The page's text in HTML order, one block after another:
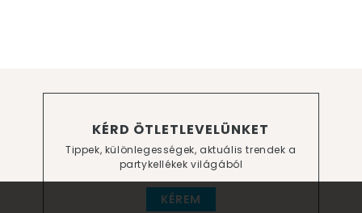
KÉRD ÖTLETLEVELÜNKET
Tippek, különlegességek, aktuális trendek a
partykellékek világából
KÉREM